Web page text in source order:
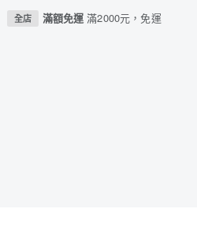
全店 滿額免運滿2000元，免運